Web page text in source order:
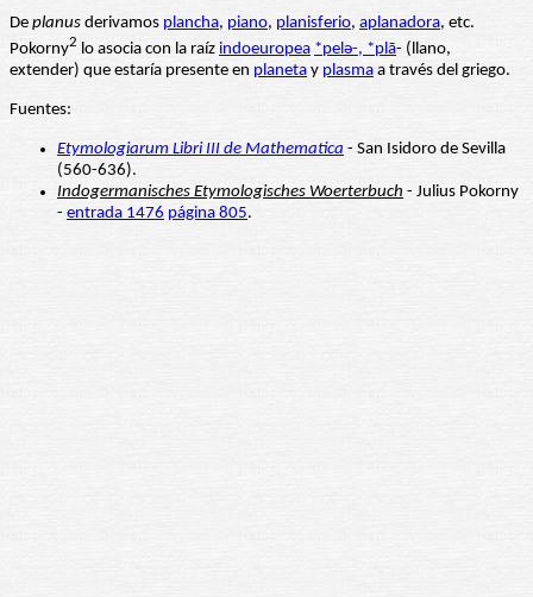
De planus derivamos plancha, piano, planisferio, aplanadora, etc.
Pokorny2 lo asocia con la raíz indoeuropea *pelǝ-, *plā- (llano,
extender) que estaría presente en planeta y plasma a través del griego.
Fuentes:
Etymologiarum Libri III de Mathematica - San Isidoro de Sevilla
(560-636).
Indogermanisches Etymologisches Woerterbuch - Julius Pokorny
- entrada 1476 página 805.